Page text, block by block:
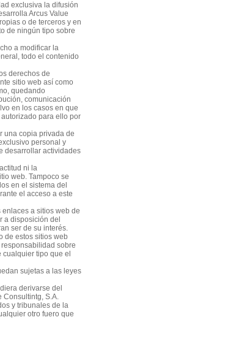
exclusiva la difusión
Arcus Value
o de terceros y en
de ningún tipo sobre
a modificar la
todo el contenido
derechos de
sitio web así como
quedando
comunicación
en los casos en que
para ello por
una copia privada de
personal y
desarrollar actividades
ni la
web. Tampoco se
en el sistema del
el acceso a este
a sitios web de
a disposición del
ser de su interés.
de estos sitios web
sobre
tipo que el
sujetas a las leyes
derivarse del
Consultintg, S.A.
y tribunales de la
otro fuero que